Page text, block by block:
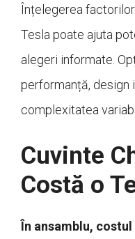
Înțelegerea
Tesla poate ajuta
alegeri informate.
performanță, design
complexitatea
Cuvinte
Costă o
În ansamblu,